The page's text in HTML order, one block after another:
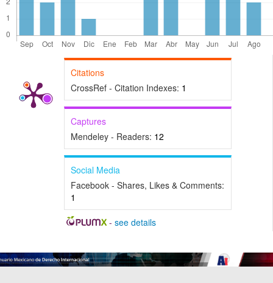
Citations
CrossRef - Citation Indexes: 1
Captures
Mendeley - Readers: 12
Social Media
Facebook - Shares, Likes & Comments:
1
- see details